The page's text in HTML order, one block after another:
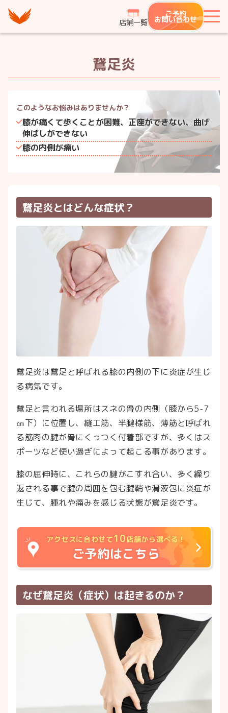
つながり整骨鍼灸院グループ
店鋪一覧
ご予約
お問い合わせ
鵞足炎
このようなお悩みはありませんか？
膝が痛くて歩くことが困難、正座ができない、曲げ
伸ばしができない
膝の内側が痛い
鵞足炎とはどんな症状？
鵞足炎は鵞足と呼ばれる膝の内側の下に炎症が生じ
る病気です。
鵞足と言われる場所はスネの骨の内側（膝から5-7
㎝下）に位置し、縫工筋、半腱様筋、薄筋と呼ばれ
る筋肉の腱が骨にくっつく付着部ですが、多くはス
ポーツなど使い過ぎによって起こる事があります。
膝の屈伸時に、これらの腱がこすれ合い、多く繰り
返される事で腱の周囲を包む腱鞘や滑液包に炎症が
生じて、腫れや痛みを感じる状態が鵞足炎です。
アクセスに合わせて10店舗から選べる！
ご予約はこちら
なぜ鵞足炎（症状）は起きるのか？